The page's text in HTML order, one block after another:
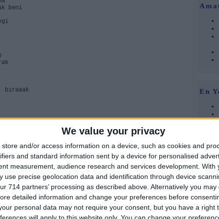
We value your privacy
store and/or access information on a device, such as cookies and
and standard information sent by a device for personalised
measurement, audience research and services development. With
use precise geolocation data and identification through device
714 partners’ processing as described above. Alternatively you
detailed information and change your preferences before
personal data may not require your consent, but you have a right
beni
bıraaak
En